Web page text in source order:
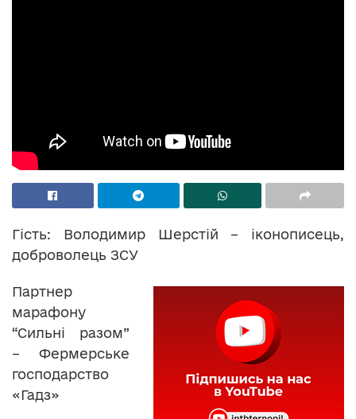
Гість: Володимир Шерстій – іконописець,
доброволець ЗСУ
Партнер
марафону
“Сильні разом”
– Фермерське
господарство
«Гадз»